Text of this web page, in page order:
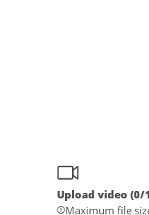
Upload video (0/
Maximum file